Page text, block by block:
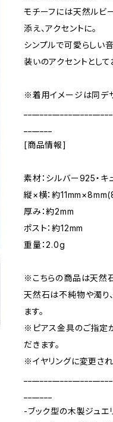
モチーフには天然ルビ
添え、アクセントに。
シンプルで可愛らしい
装いのアクセントとして
※着用イメージは同デ
[商品情報]
素材：シルバー925・キ
縦×横：約
厚み：約2mm
ポスト：約12mm
重量：2.0g
※こちらの商品は天然
天然石は不純物や濁り
ます。
※ピアス金具のご指定
だきます。
※イヤリングに変更さ
-ブック型の木製ジュエ